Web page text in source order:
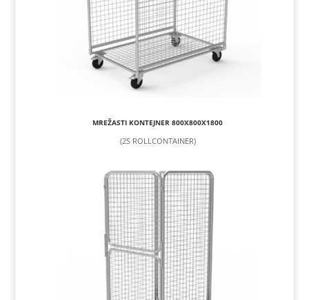
MREŽASTI KONTEJNER 800X800X1800
(2S ROLLCONTAINER)